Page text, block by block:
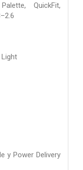
QuickFit,
Light
y Power Delivery